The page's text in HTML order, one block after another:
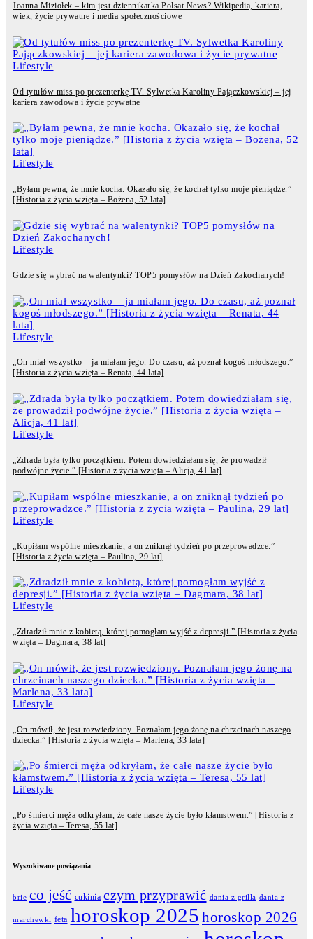
Joanna Miziołek – kim jest dziennikarka Polsat News? Wikipedia, kariera,
wiek, życie prywatne i media społecznościowe
Lifestyle
Od tytułów miss po prezenterkę TV. Sylwetka Karoliny Pajączkowskiej – jej
kariera zawodowa i życie prywatne
Lifestyle
„Byłam pewna, że mnie kocha. Okazało się, że kochał tylko moje pieniądze.”
[Historia z życia wzięta – Bożena, 52 lata]
Lifestyle
Gdzie się wybrać na walentynki? TOP5 pomysłów na Dzień Zakochanych!
Lifestyle
„On miał wszystko – ja miałam jego. Do czasu, aż poznał kogoś młodszego.”
[Historia z życia wzięta – Renata, 44 lata]
Lifestyle
„Zdrada była tylko początkiem. Potem dowiedziałam się, że prowadził
podwójne życie.” [Historia z życia wzięta – Alicja, 41 lat]
Lifestyle
„Kupiłam wspólne mieszkanie, a on zniknął tydzień po przeprowadzce.”
[Historia z życia wzięta – Paulina, 29 lat]
Lifestyle
„Zdradził mnie z kobietą, której pomogłam wyjść z depresji.” [Historia z życia
wzięta – Dagmara, 38 lat]
Lifestyle
„On mówił, że jest rozwiedziony. Poznałam jego żonę na chrzcinach naszego
dziecka.” [Historia z życia wzięta – Marlena, 33 lata]
Lifestyle
„Po śmierci męża odkryłam, że całe nasze życie było kłamstwem.” [Historia z
życia wzięta – Teresa, 55 lat]
Wyszukiwane powiązania
brie co jeść cukinia czym przyprawić dania z grilla dania z
marchewki feta horoskop 2025 horoskop 2026